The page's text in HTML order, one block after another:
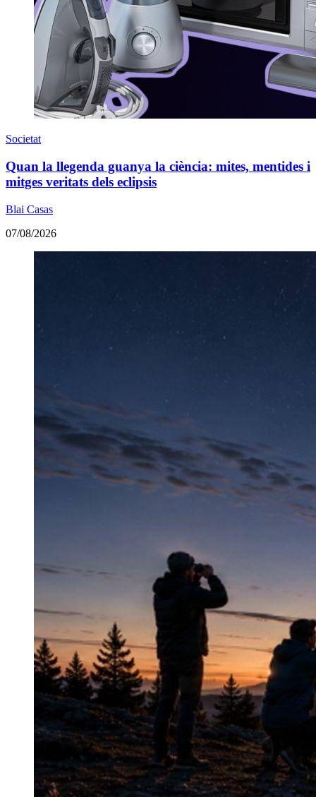
Societat
Quan la llegenda guanya la ciència: mites, mentides i
mitges veritats dels eclipsis
Blai Casas
07/08/2026